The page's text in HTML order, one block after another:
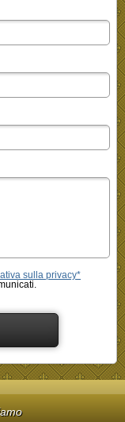
sulla privacy*